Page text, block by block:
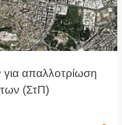
απαλλοτρίωση
(ΣτΠ)